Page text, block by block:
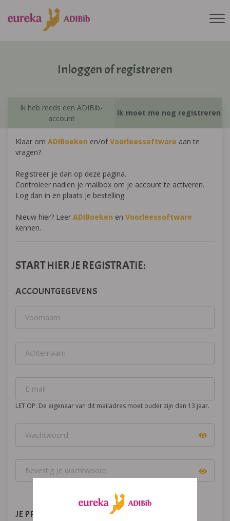
Inloggen of registreren
Ik heb reeds een ADIBib-
account
Ik moet me nog registreren
Klaar om ADIBoeken en/ofVoorleessoftware aan te
vragen?
Registreer je dan op deze pagina.
Controleer nadien je mailbox om je account te activeren.
Log dan in en plaats je bestelling.
Nieuw hier? Leer ADIBoeken en Voorleessoftware
kennen.
START HIER JE REGISTRATIE:
ACCOUNTGEGEVENS
LET OP: De eigenaar van dit mailadres moet ouder zijn dan 13 jaar.
JE PROFIEL